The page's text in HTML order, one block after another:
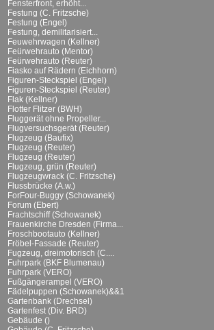
Fensterfront, erhöht...
Festung (C. Fritzsche)
Festung (Engel)
Festung, demilitarisiert...
Feuwehrwagen (Kellner)
Feürwehrauto (Mentor)
Feürwehrauto (Reuter)
Fiasko auf Rädern (Eichhorn)
Figuren-Steckspiel (Engel)
Figuren-Steckspiel (Reuter)
Flak (Kellner)
Flotter Flitzer (BWH)
Fluggerät ohne Propeller...
Flugversuchsgerät (Reuter)
Flugzeug (Baufix)
Flugzeug (Reuter)
Flugzeug (Reuter)
Flugzeug, grün (Reuter)
Flugzeugwrack (C. Fritzsche)
Flussbrücke (A.w.)
ForFour-Buggy (Schowanek)
Forum (Ebert)
Frachtschiff (Schowanek)
Frauenkirche Dresden (Firma...
Froschbootauto (Kellner)
Fröbel-Fassade (Reuter)
Fugzeug, dreimotorisch (C....
Fuhrpark (BKF Blumenau)
Fuhrpark (VERO)
Fußgängerampel (VERO)
Fädelpuppen (Schowanek)&&1
Gartenbank (Drechsel)
Gartenfest (Div. BRD)
Gebäude ()